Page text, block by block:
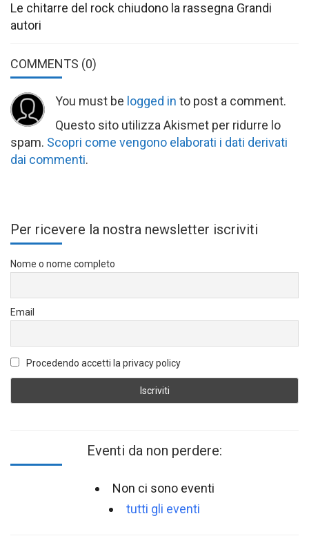
Le chitarre del rock chiudono la rassegna Grandi
autori
COMMENTS (0)
You must be logged in to post a comment.
Questo sito utilizza Akismet per ridurre lo
spam. Scopri come vengono elaborati i dati derivati
dai commenti.
Per ricevere la nostra newsletter iscriviti
Nome o nome completo
Email
Procedendo accetti la privacy policy
Eventi da non perdere:
Non ci sono eventi
tutti gli eventi